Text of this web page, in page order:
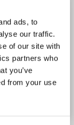
ads, to
our traffic.
of our site with
partners who
you’ve
from your use